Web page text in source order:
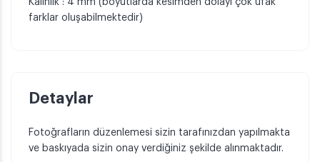
Kalınlık : 4 mm (boyutlarda kesimden dolayı çok ufak
farklar oluşabilmektedir)
Detaylar
Fotoğrafların düzenlemesi sizin tarafınızdan yapılmakta
ve baskıyada sizin onay verdiğiniz şekilde alınmaktadır.